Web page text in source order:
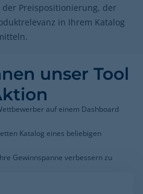
Preispositionierung, der
in Ihrem Katalog
unser Tool
auf einem Dashboard
Katalog eines beliebigen
Gewinnspanne verbessern zu